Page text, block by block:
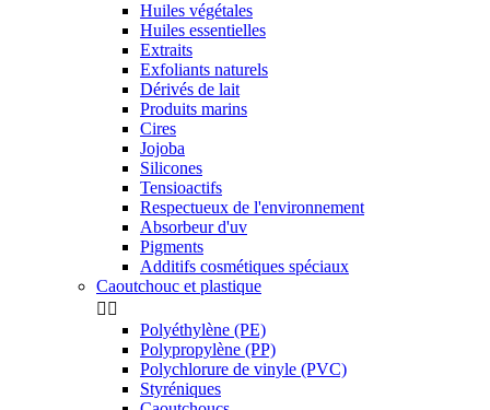
Huiles végétales
Huiles essentielles
Extraits
Exfoliants naturels
Dérivés de lait
Produits marins
Cires
Jojoba
Silicones
Tensioactifs
Respectueux de l'environnement
Absorbeur d'uv
Pigments
Additifs cosmétiques spéciaux
Caoutchouc et plastique
 
Polyéthylène (PE)
Polypropylène (PP)
Polychlorure de vinyle (PVC)
Styréniques